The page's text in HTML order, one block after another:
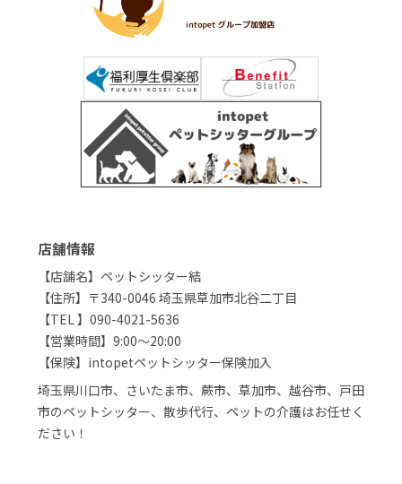
店舗情報
【店舗名】ペットシッター結
【住所】〒340-0046 埼玉県草加市北谷二丁目
【TEL 】090-4021-5636
【営業時間】9:00～20:00
【保険】intopetペットシッター保険加入
埼玉県川口市、さいたま市、蕨市、草加市、越谷市、戸田
市のペットシッター、散歩代行、ペットの介護はお任せく
ださい！